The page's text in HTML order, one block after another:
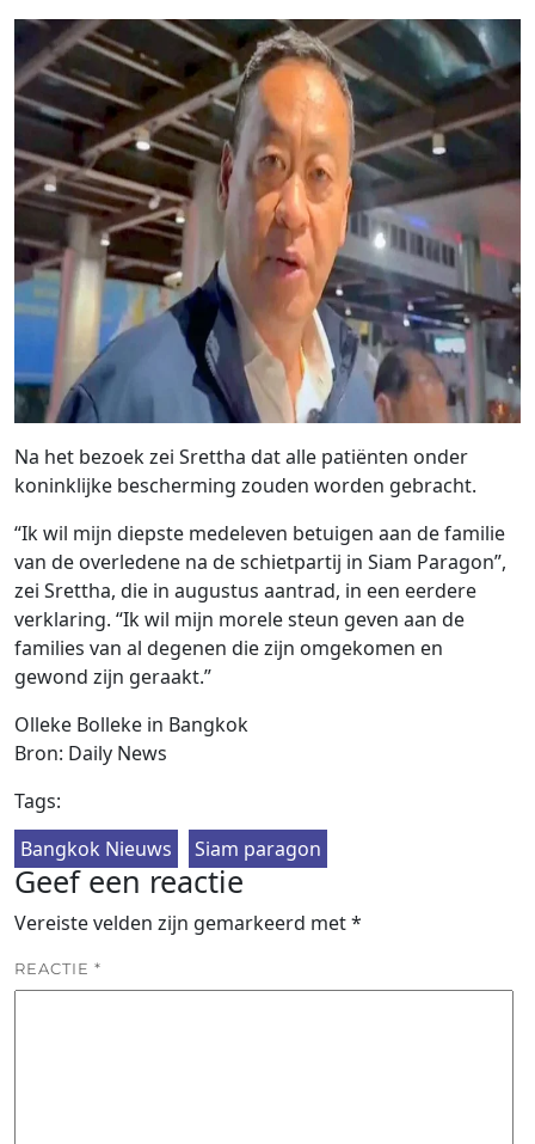
Na het bezoek zei Srettha dat alle patiënten onder
koninklijke bescherming zouden worden gebracht.
“Ik wil mijn diepste medeleven betuigen aan de familie
van de overledene na de schietpartij in Siam Paragon”,
zei Srettha, die in augustus aantrad, in een eerdere
verklaring. “Ik wil mijn morele steun geven aan de
families van al degenen die zijn omgekomen en
gewond zijn geraakt.”
Olleke Bolleke in Bangkok
Bron: Daily News
Tags:
Bangkok Nieuws
Siam paragon
Geef een reactie
Vereiste velden zijn gemarkeerd met*
REACTIE *